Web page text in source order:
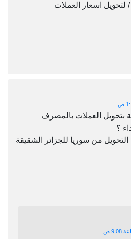
اسعار العملات
بتحويل العملات بالمصرف
؟
من سوريا للجزائر الشقيقة